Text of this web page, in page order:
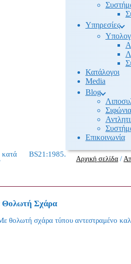
Υπηρεσίες
Κατάλογοι
Media
Βlog
Σιφώνια
Επικοινωνία
Αρχική σελίδα /
BS21:1985.
Θολωτή Σχάρα
θολωτή σχάρα τύπου αντεστραμένο